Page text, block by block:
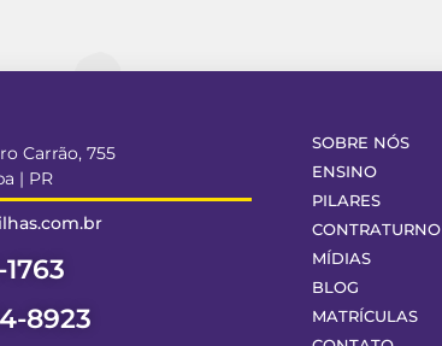
Carrão, 755
| PR
8923
SOBRE NÓS
ENSINO
PILARES
CONTRATURNO
MÍDIAS
BLOG
MATRÍCULAS